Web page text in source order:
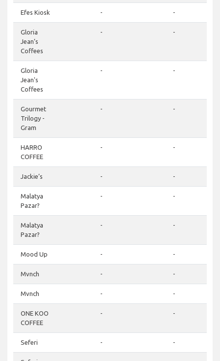
Efes Kiosk - -
Gloria
Jean’s
Coffees
- -
Gloria
Jean's
Coffees
- -
Gourmet
Trilogy -
Gram
- -
HARRO
COFFEE
- -
Jackie’s - -
Malatya
Pazar?
- -
Malatya
Pazar?
- -
Mood Up - -
Mvnch - -
Mvnch - -
ONE KOO
COFFEE
- -
Seferi - -